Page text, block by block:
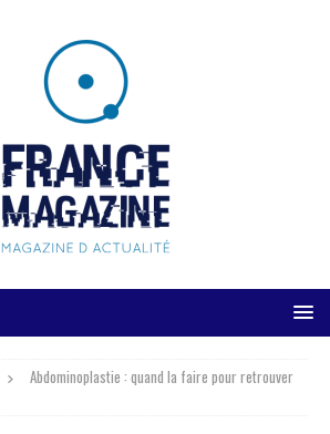
Abdominoplastie : quand la faire pour retrouver